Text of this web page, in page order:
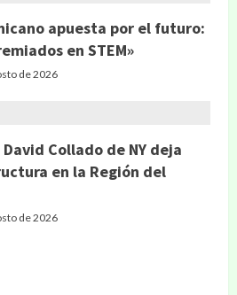
apuesta por el futuro:
en STEM»
de 2026
Collado de NY deja
en la Región del
de 2026